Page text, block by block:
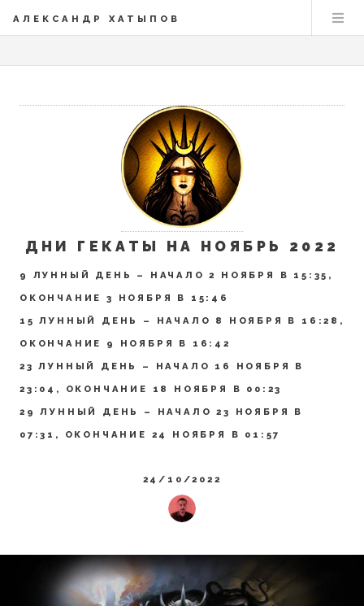
АЛЕКСАНДР ХАТЫПОВ
ДНИ ГЕКАТЫ НА НОЯБРЬ 2022
9 ЛУННЫЙ ДЕНЬ – НАЧАЛО 2 НОЯБРЯ В 15:35,
ОКОНЧАНИЕ 3 НОЯБРЯ В 15:46
15 ЛУННЫЙ ДЕНЬ – НАЧАЛО 8 НОЯБРЯ В 16:28,
ОКОНЧАНИЕ 9 НОЯБРЯ В 16:42
23 ЛУННЫЙ ДЕНЬ – НАЧАЛО 16 НОЯБРЯ В
23:04, ОКОНЧАНИЕ 18 НОЯБРЯ В 00:23
29 ЛУННЫЙ ДЕНЬ – НАЧАЛО 23 НОЯБРЯ В
07:31, ОКОНЧАНИЕ 24 НОЯБРЯ В 01:57
24/10/2022